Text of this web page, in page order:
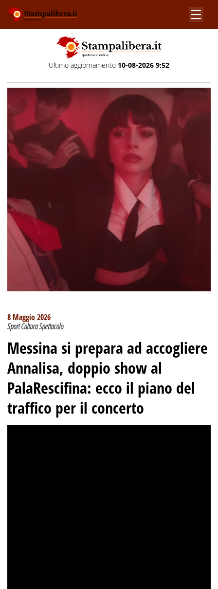
Ultimo aggiornamento 10-08-2026 9:52
8 Maggio 2026
Sport Cultura Spettacolo
Messina si prepara ad accogliere
Annalisa, doppio show al
PalaRescifina: ecco il piano del
traffico per il concerto